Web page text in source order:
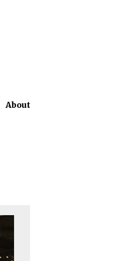
About